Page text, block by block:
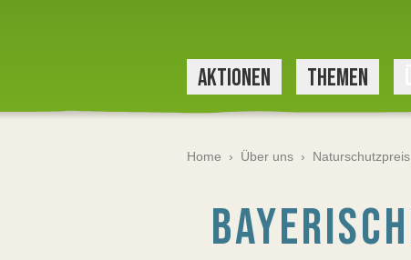
AKTIONEN THEMEN
Home › Über uns › Naturschutzpreis